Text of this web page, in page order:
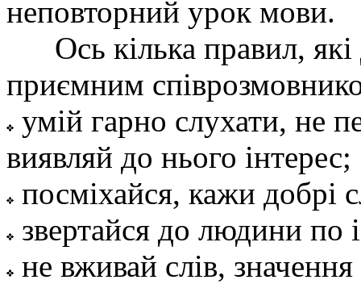
неповторний урок мови.
Ось кілька правил,
приємним
умій гарно слухати, не
виявляй до нього інтерес;
посміхайся, кажи добрі
звертайся до людини по
не вживай слів,